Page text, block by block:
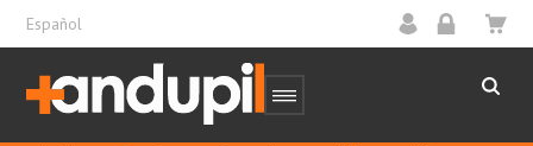
Español